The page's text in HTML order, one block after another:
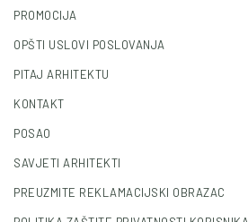
PROMOCIJA
OPŠTI USLOVI POSLOVANJA
PITAJ ARHITEKTU
KONTAKT
POSAO
SAVJETI ARHITEKTI
PREUZMITE REKLAMACIJSKI OBRAZAC